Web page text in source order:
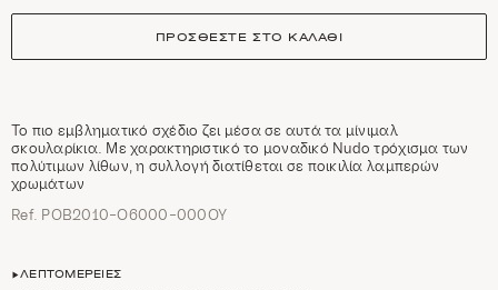
size
ΠΡΟΣΘΈΣΤΕ ΣΤΟ ΚΑΛΆΘΙ
Το πιο εμβληματικό σχέδιο ζει μέσα σε αυτά τα μίνιμαλ
σκουλαρίκια. Με χαρακτηριστικό το μοναδικό Νudo τρόχισμα των
πολύτιμων λίθων, η συλλογή διατίθεται σε ποικιλία λαμπερών
χρωμάτων
Ref. POB2010-O6000-000OY
ΛΕΠΤΟΜΈΡΕΙΕΣ